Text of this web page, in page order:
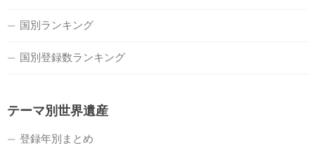
国別ランキング
国別登録数ランキング
テーマ別世界遺産
登録年別まとめ